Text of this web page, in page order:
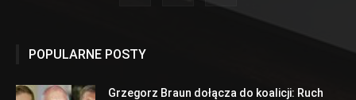
POPULARNE POSTY
Grzegorz Braun dołącza do koalicji: Ruch